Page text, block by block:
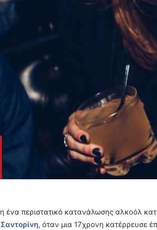
ένα περιστατικό κατανάλωσης αλκοόλ
Σαντορίνη, όταν μια 17χρονη κατέρρευσε